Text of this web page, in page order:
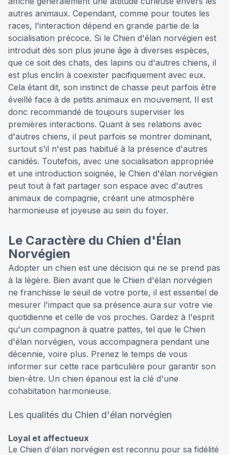
autres animaux. Cependant, comme pour toutes les
races, l'interaction dépend en grande partie de la
socialisation précoce. Si le Chien d'élan norvégien est
introduit dès son plus jeune âge à diverses espèces,
que ce soit des chats, des lapins ou d'autres chiens, il
est plus enclin à coexister pacifiquement avec eux.
Cela étant dit, son instinct de chasse peut parfois être
éveillé face à de petits animaux en mouvement. Il est
donc recommandé de toujours superviser les
premières interactions. Quant à ses relations avec
d'autres chiens, il peut parfois se montrer dominant,
surtout s'il n'est pas habitué à la présence d'autres
canidés. Toutefois, avec une socialisation appropriée
et une introduction soignée, le Chien d'élan norvégien
peut tout à fait partager son espace avec d'autres
animaux de compagnie, créant une atmosphère
harmonieuse et joyeuse au sein du foyer.
Le Caractère du Chien d'Élan
Norvégien
Adopter un chien est une décision qui ne se prend pas
à la légère. Bien avant que le Chien d'élan norvégien
ne franchisse le seuil de votre porte, il est essentiel de
mesurer l'impact que sa présence aura sur votre vie
quotidienne et celle de vos proches. Gardez à l'esprit
qu'un compagnon à quatre pattes, tel que le Chien
d'élan norvégien, vous accompagnera pendant une
décennie, voire plus. Prenez le temps de vous
informer sur cette race particulière pour garantir son
bien-être. Un chien épanoui est la clé d'une
cohabitation harmonieuse.
Les qualités du Chien d'élan norvégien
Loyal et affectueux
Le Chien d'élan norvégien est reconnu pour sa fidélité